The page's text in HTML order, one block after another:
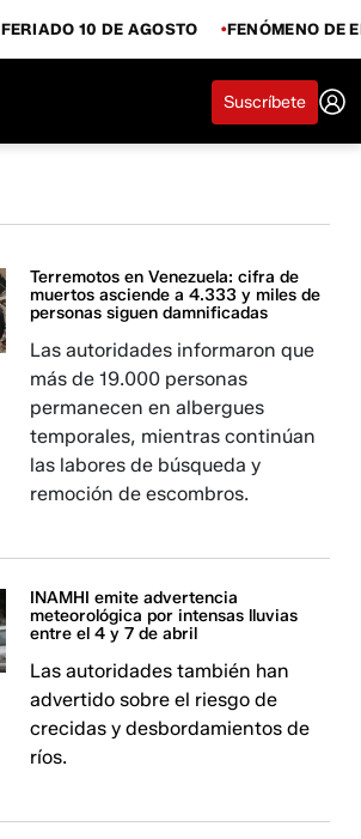
FERIADO 10 DE AGOSTO FENÓMENO DE
Suscríbete
Terremotos en Venezuela: cifra de
muertos asciende a 4.333 y miles de
personas siguen damnificadas
Las autoridades informaron que
más de 19.000 personas
permanecen en albergues
temporales, mientras continúan
las labores de búsqueda y
remoción de escombros.
INAMHI emite advertencia
meteorológica por intensas lluvias
entre el 4 y 7 de abril
Las autoridades también han
advertido sobre el riesgo de
crecidas y desbordamientos de
ríos.